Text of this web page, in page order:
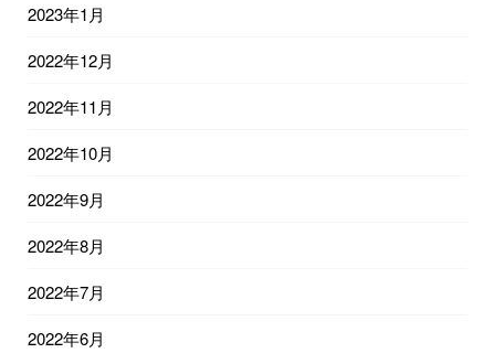
2023年1月
2022年12月
2022年11月
2022年10月
2022年9月
2022年8月
2022年7月
2022年6月